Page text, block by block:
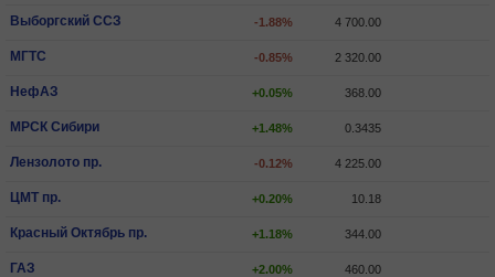
Выборгский ССЗ -1.88% 4 700.00
МГТС -0.85% 2 320.00
НефАЗ +0.05% 368.00
МРСК Сибири +1.48% 0.3435
Лензолото пр. -0.12% 4 225.00
ЦМТ пр. +0.20% 10.18
Красный Октябрь пр. +1.18% 344.00
ГАЗ +2.00% 460.00